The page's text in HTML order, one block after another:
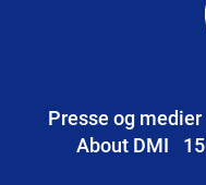
Presse og medier
About DMI